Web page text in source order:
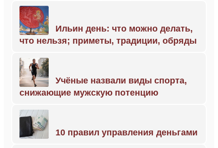
Ильин день: что можно делать,
что нельзя; приметы, традиции, обряды
Учёные назвали виды спорта,
снижающие мужскую потенцию
10 правил управления деньгами